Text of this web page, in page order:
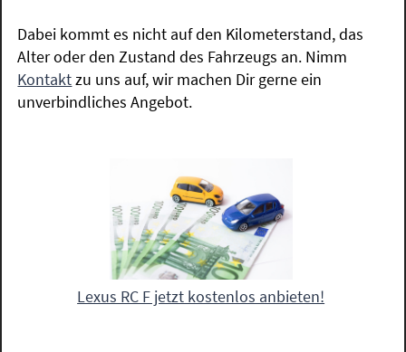
Dabei kommt es nicht auf den Kilometerstand, das
Alter oder den Zustand des Fahrzeugs an. Nimm
Kontaktzu uns auf, wir machen Dir gerne ein
unverbindliches Angebot.
Lexus RC F jetzt kostenlos anbieten!